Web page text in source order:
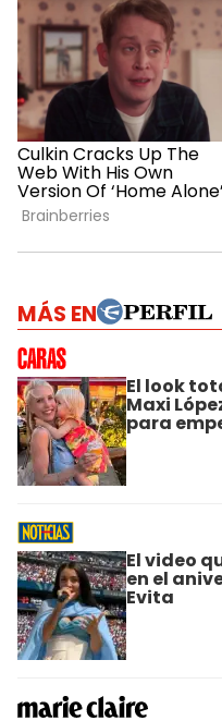
MÁS EN
El look
Maxi
para
El video
en el
Evita